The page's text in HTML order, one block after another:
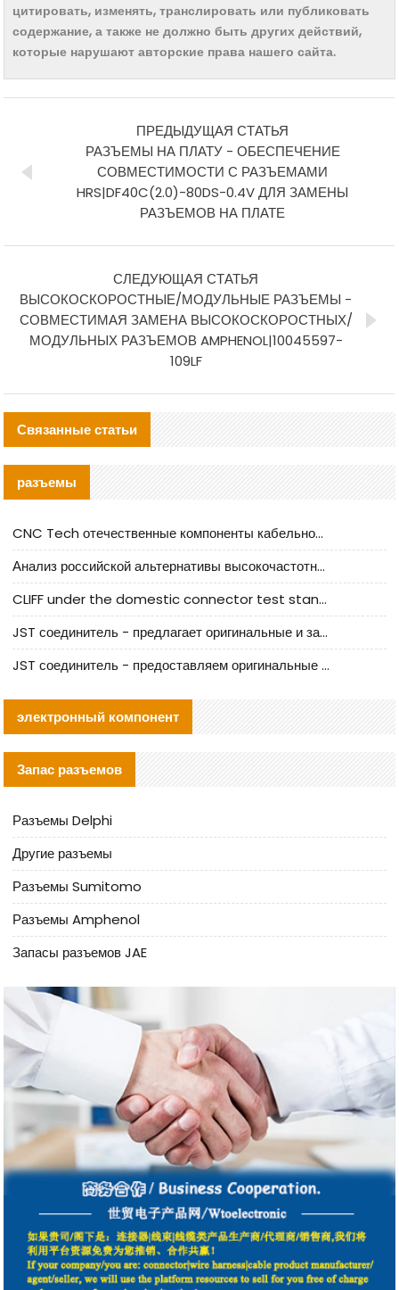
цитировать, изменять, транслировать или публиковать
содержание, а также не должно быть других действий,
которые нарушают авторские права нашего сайта.
ПРЕДЫДУЩАЯ СТАТЬЯ
РАЗЪЕМЫ НА ПЛАТУ - ОБЕСПЕЧЕНИЕ
СОВМЕСТИМОСТИ С РАЗЪЕМАМИ
HRS|DF40C(2.0)-80DS-0.4V ДЛЯ ЗАМЕНЫ
РАЗЪЕМОВ НА ПЛАТЕ
СЛЕДУЮЩАЯ СТАТЬЯ
ВЫСОКОСКОРОСТНЫЕ/МОДУЛЬНЫЕ РАЗЪЕМЫ -
СОВМЕСТИМАЯ ЗАМЕНА ВЫСОКОСКОРОСТНЫХ/
МОДУЛЬНЫХ РАЗЪЕМОВ AMPHENOL|10045597-
109LF
Связанные статьи
разъемы
CNC Tech отечественные компоненты кабельной арматуры оценка и руководство по производственному внедрению
Анализ российской альтернативы высокочастотных кабельных колодцев I-PEX
CLIFF under the domestic connector test standard update
JST соединитель - предлагает оригинальные и заменяющие JST NSHR-02V-S соединители
JST соединитель - предоставляем оригинальные JST GHR-09V-S соединители и их аналоги
электронный компонент
Запас разъемов
Разъемы Delphi
Другие разъемы
Разъемы Sumitomo
Разъемы Amphenol
Запасы разъемов JAE